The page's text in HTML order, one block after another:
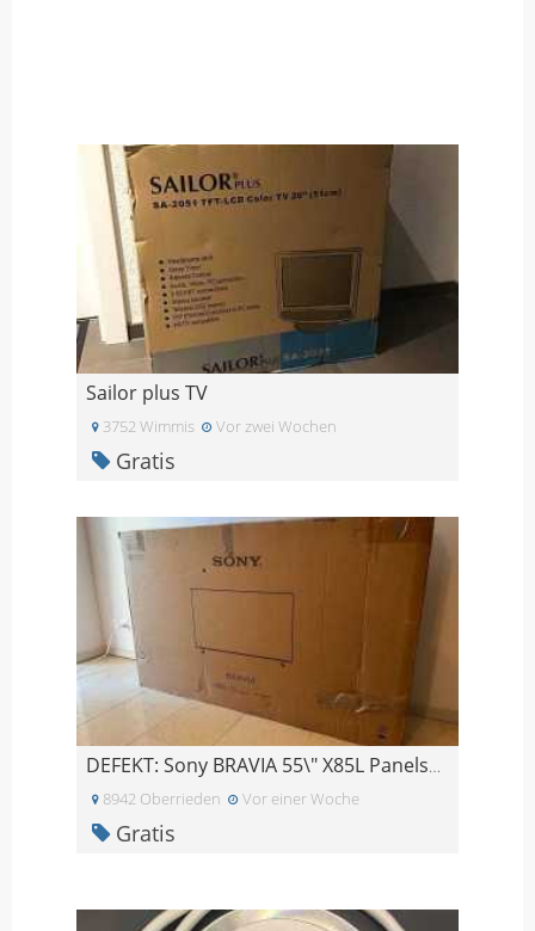
Sailor plus TV
3752 Wimmis Vor zwei Wochen
Gratis
DEFEKT: Sony BRAVIA 55\" X85L Panelschaden
8942 Oberrieden Vor einer Woche
Gratis